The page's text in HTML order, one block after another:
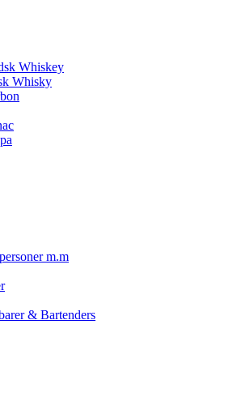
Whiskey
Whisky
m.m
& Bartenders